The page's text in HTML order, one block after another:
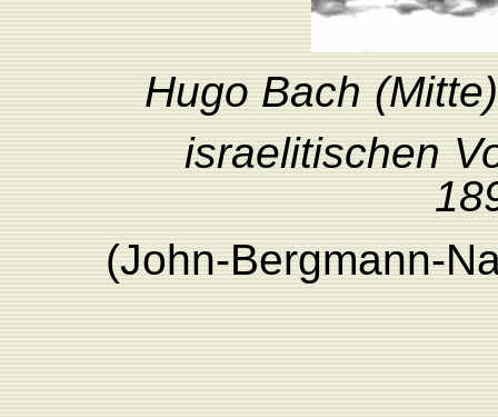
Hugo Bach (Mitte)
israelitischen V
(John-Bergmann-